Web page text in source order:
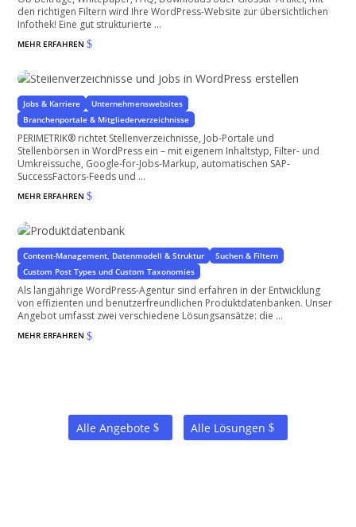
den richtigen Filtern wird Ihre WordPress-Website zur übersichtlichen
Infothek! Eine gut strukturierte ...
MEHR ERFAHREN$
Stellenverzeichnisse und Jobs in WordPress erstellen
für Ihre WordPress-Unternehmenswebsite
Jobs & Karriere
Unternehmenswebsites
Branchenportale & Mitgliederverzeichnisse
PERIMETRIK® richtet Stellenverzeichnisse, Job-Portale und
Stellenbörsen in WordPress ein – mit eigenem Inhaltstyp, Filter- und
Umkreissuche, Google-for-Jobs-Markup, automatischen SAP-
SuccessFactors-Feeds und ...
MEHR ERFAHREN$
mit oder ohne WooCommerce
Content-Management, Datenmodell & Struktur
Suchen & Filtern
Custom Post Types und Custom Taxonomies
Als langjährige WordPress-Agentur sind erfahren in der Entwicklung
von effizienten und benutzerfreundlichen Produktdatenbanken. Unser
Angebot umfasst zwei verschiedene Lösungsansätze: die ...
MEHR ERFAHREN$
Alle Angebote Alle Lösungen